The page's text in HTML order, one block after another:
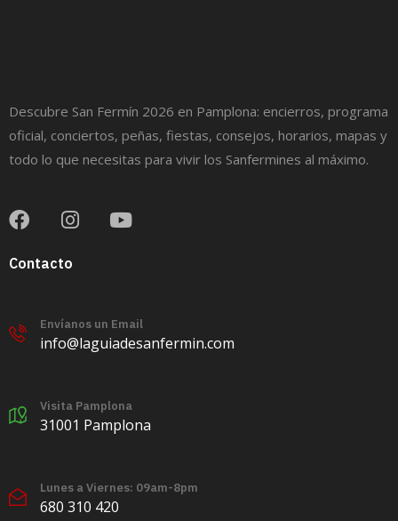
Descubre San Fermín 2026 en Pamplona: encierros, programa
oficial, conciertos, peñas, fiestas, consejos, horarios, mapas y
todo lo que necesitas para vivir los Sanfermines al máximo.
Contacto
Envíanos un Email
info@laguiadesanfermin.com
Visita Pamplona
31001 Pamplona
Lunes a Viernes: 09am-8pm
680 310 420